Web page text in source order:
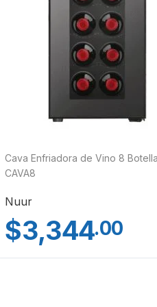
Cava Enfriadora de Vino 8
CAVA8
Nuur
$3,344.00